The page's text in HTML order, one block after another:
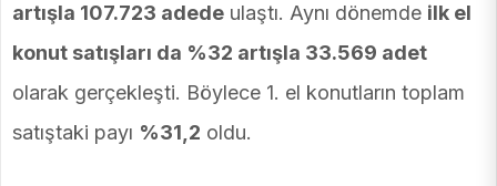
artışla 107.723 adede ulaştı. Aynı dönemde ilk el
konut satışları da %32 artışla 33.569 adet
olarak gerçekleşti. Böylece 1. el konutların toplam
satıştaki payı %31,2 oldu.